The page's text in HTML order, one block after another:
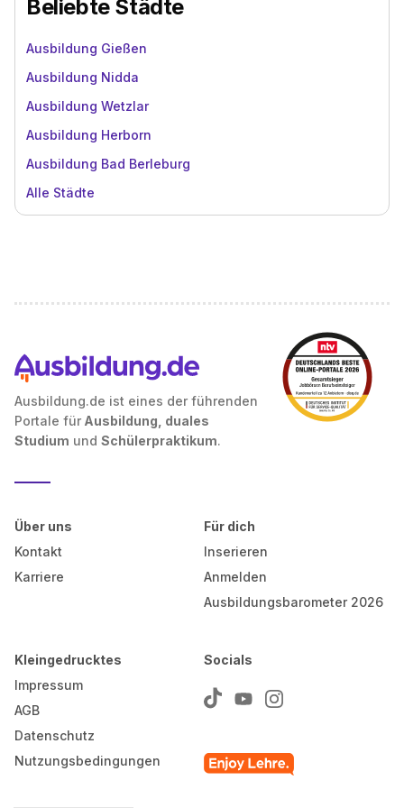
Beliebte Städte
Ausbildung Gießen
Ausbildung Nidda
Ausbildung Wetzlar
Ausbildung Herborn
Ausbildung Bad Berleburg
Alle Städte
Ausbildung.de ist eines der führenden
Portale für Ausbildung, duales
Studium und Schülerpraktikum.
Über uns
Kontakt
Karriere
Für dich
Inserieren
Anmelden
Ausbildungsbarometer 2026
Kleingedrucktes
Impressum
AGB
Datenschutz
Nutzungsbedingungen
Socials